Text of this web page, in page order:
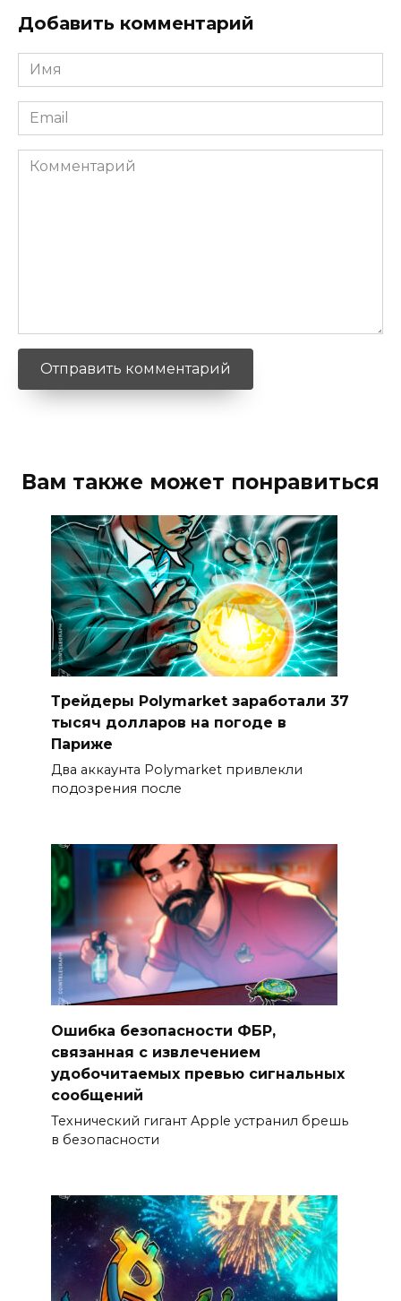
Добавить комментарий
Имя
*
Email
*
Комментарий
Вам также может понравиться
Трейдеры Polymarket заработали 37
тысяч долларов на погоде в
Париже
Два аккаунта Polymarket привлекли
подозрения после
Ошибка безопасности ФБР,
связанная с извлечением
удобочитаемых превью сигнальных
сообщений
Технический гигант Apple устранил брешь
в безопасности